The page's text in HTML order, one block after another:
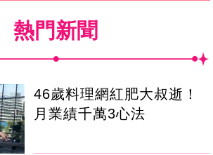
熱門新聞
46歲料理網紅肥大叔逝！
月業績千萬3心法